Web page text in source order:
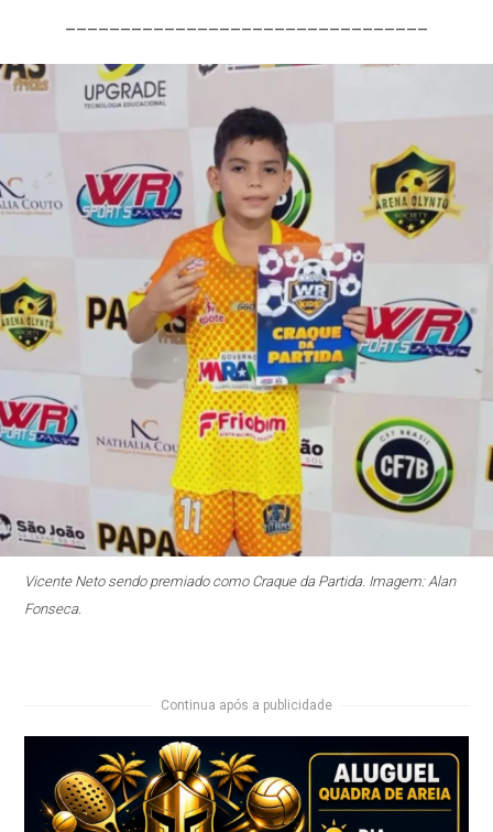
Vicente Neto sendo premiado como Craque da Partida. Imagem: Alan
Fonseca.
Continua após a publicidade